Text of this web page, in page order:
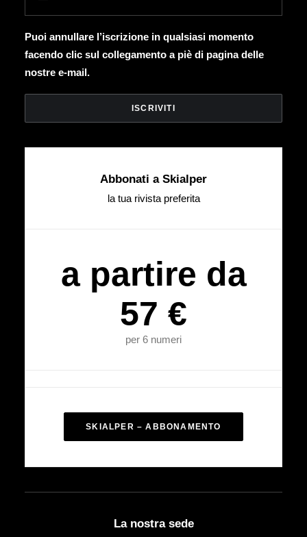
Puoi annullare l’iscrizione in qualsiasi momento
facendo clic sul collegamento a piè di pagina delle
nostre e-mail.
Abbonati a Skialper
la tua rivista preferita
a partire da
57 €
per 6 numeri
SKIALPER – ABBONAMENTO
La nostra sede